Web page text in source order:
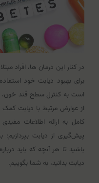
است به کنترل سطح قند
از عوارض مرتبط با دیابت
پیش‌گیری از دیابت بپردازیم؛
دیابت بدانید، به شما بگوییم.